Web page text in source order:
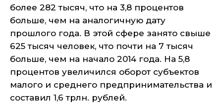
более 282 тысяч, что на 3,8 процентов
больше, чем на аналогичную дату
прошлого года. В этой сфере занято свыше
625 тысяч человек, что почти на 7 тысяч
больше, чем на начало 2014 года. На 5,8
процентов увеличился оборот субъектов
малого и среднего предпринимательства и
составил 1,6 трлн. рублей.